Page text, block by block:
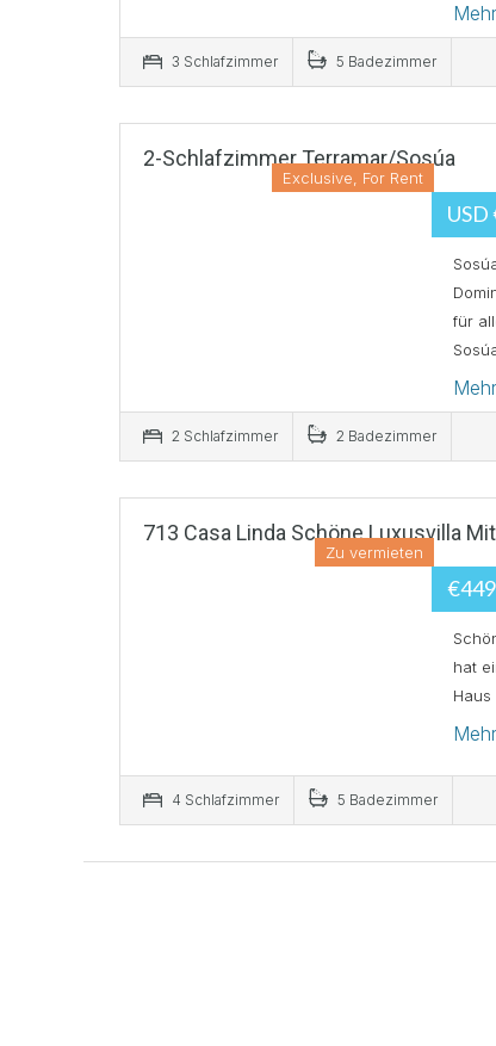
3 Schlafzimmer 5 Badezimmer
2-Schlafzimmer Terramar/Sosúa
Exclusive, For Rent
für
2 Schlafzimmer 2 Badezimmer
713 Casa Linda Schöne Luxusvilla
Zu vermieten
hat
Haus
4 Schlafzimmer 5 Badezimmer